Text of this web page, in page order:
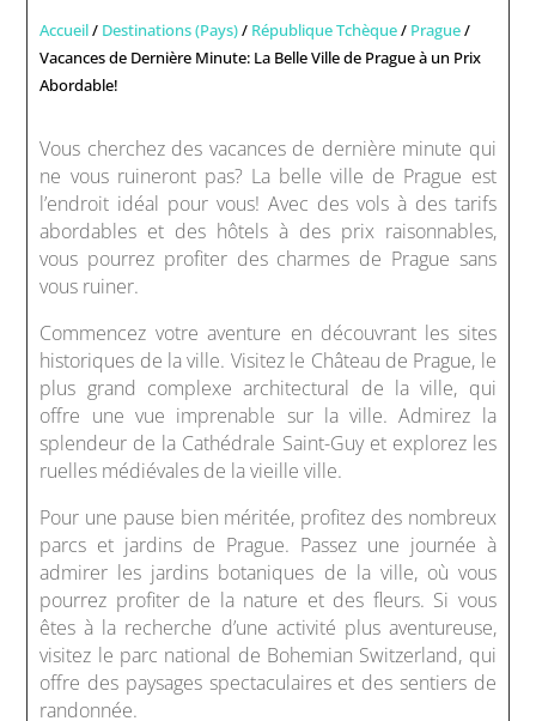
Accueil/ Destinations (Pays)/ République Tchèque/ Prague/
Vacances de Dernière Minute: La Belle Ville de Prague à un Prix
Abordable!
Vous cherchez des vacances de dernière minute qui
ne vous ruineront pas? La belle ville de Prague est
l’endroit idéal pour vous! Avec des vols à des tarifs
abordables et des hôtels à des prix raisonnables,
vous pourrez profiter des charmes de Prague sans
vous ruiner.
Commencez votre aventure en découvrant les sites
historiques de la ville. Visitez le Château de Prague, le
plus grand complexe architectural de la ville, qui
offre une vue imprenable sur la ville. Admirez la
splendeur de la Cathédrale Saint-Guy et explorez les
ruelles médiévales de la vieille ville.
Pour une pause bien méritée, profitez des nombreux
parcs et jardins de Prague. Passez une journée à
admirer les jardins botaniques de la ville, où vous
pourrez profiter de la nature et des fleurs. Si vous
êtes à la recherche d’une activité plus aventureuse,
visitez le parc national de Bohemian Switzerland, qui
offre des paysages spectaculaires et des sentiers de
randonnée.